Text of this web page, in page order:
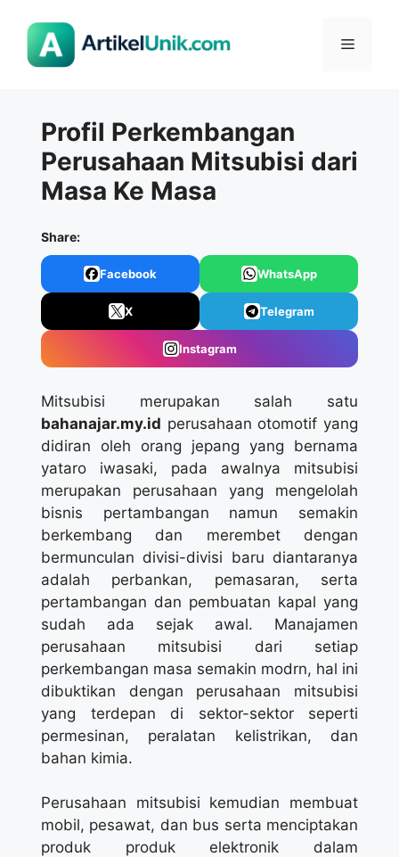
Menu
Profil Perkembangan
Perusahaan Mitsubisi dari
Masa Ke Masa
Share:
Facebook WhatsApp
X Telegram
Instagram
Mitsubisi merupakan salah satu
bahanajar.my.id perusahaan otomotif yang
didiran oleh orang jepang yang bernama
yataro iwasaki, pada awalnya mitsubisi
merupakan perusahaan yang mengelolah
bisnis pertambangan namun semakin
berkembang dan merembet dengan
bermunculan divisi-divisi baru diantaranya
adalah perbankan, pemasaran, serta
pertambangan dan pembuatan kapal yang
sudah ada sejak awal. Manajamen
perusahaan mitsubisi dari setiap
perkembangan masa semakin modrn, hal ini
dibuktikan dengan perusahaan mitsubisi
yang terdepan di sektor-sektor seperti
permesinan, peralatan kelistrikan, dan
bahan kimia.
Perusahaan mitsubisi kemudian membuat
mobil, pesawat, dan bus serta menciptakan
produk produk elektronik dalam